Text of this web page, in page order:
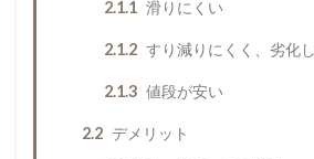
2.1.1 滑りにくい
2.1.2 すり減りにくく、劣化
2.1.3 値段が安い
2.2 デメリット